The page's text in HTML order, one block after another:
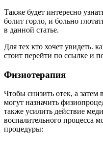
Также будет интересно
болит горло, и больно
в данной статье.
Для тех кто хочет увидеть.
стоит перейти по ссылке и
Физиотерапия
Чтобы снизить отек, а затем
могут назначить
также усилить действие
воспалительного процесса
процедуры: